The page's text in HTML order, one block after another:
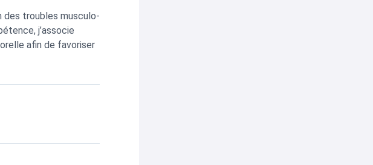
des troubles musculo-
j’associe
afin de favoriser